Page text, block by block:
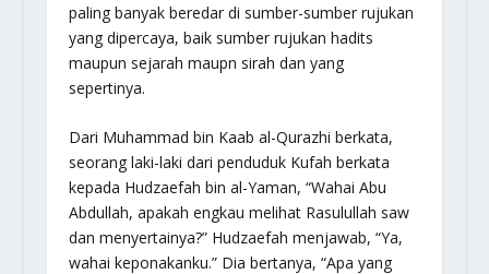
paling banyak beredar di sumber-sumber rujukan
yang dipercaya, baik sumber rujukan hadits
maupun sejarah maupn sirah dan yang
sepertinya.
Dari Muhammad bin Kaab al-Qurazhi berkata,
seorang laki-laki dari penduduk Kufah berkata
kepada Hudzaefah bin al-Yaman, “Wahai Abu
Abdullah, apakah engkau melihat Rasulullah saw
dan menyertainya?” Hudzaefah menjawab, “Ya,
wahai keponakanku.” Dia bertanya, “Apa yang